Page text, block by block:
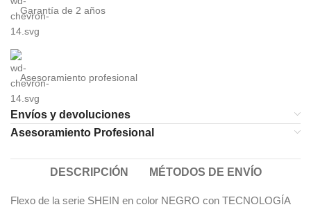
Garantía de 2 años
Asesoramiento profesional
Envíos y devoluciones
Asesoramiento Profesional
DESCRIPCIÓN MÉTODOS DE ENVÍO
Flexo de la serie SHEIN en color NEGRO con TECNOLOGÍA